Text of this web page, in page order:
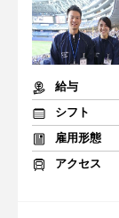
給与
シフト
雇用形態
アクセス